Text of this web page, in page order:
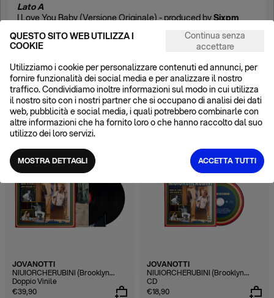
QUESTO SITO WEB UTILIZZA I
COOKIE
Continua senza
accettare
Utilizziamo i cookie per personalizzare contenuti ed annunci, per
fornire funzionalità dei social media e per analizzare il nostro
traffico. Condividiamo inoltre informazioni sul modo in cui utilizza
il nostro sito con i nostri partner che si occupano di analisi dei dati
web, pubblicità e social media, i quali potrebbero combinarle con
altre informazioni che ha fornito loro o che hanno raccolto dal suo
utilizzo dei loro servizi.
MOSTRA DETTAGLI ACCETTA TUTTI
Lato A
I Love You Baby (Versione Originale) - produced bySixpm
I Love You Baby (A Cappella) - feat.
Neri Per Caso
ALTRO DAL CATALOGO
VEDI TUTTI
JOVANOTTI
NIUIORCHERUBINI (Brooklyn
Studio - Jova Session 25)
Doppio Vinile
€39,90
JOVANOTTI
NIUIORCHERUBINI (Brooklyn
Studio - Jova Session 25)
CD
€18,90